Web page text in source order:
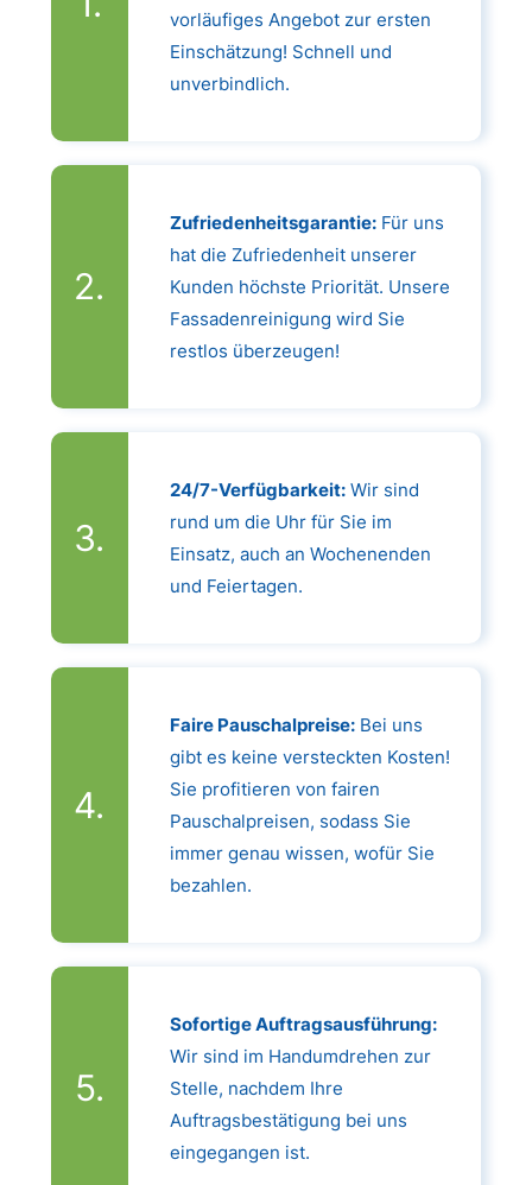
vorläufiges Angebot zur ersten
Einschätzung! Schnell und
unverbindlich.
Zufriedenheitsgarantie:Für uns
hat die Zufriedenheit unserer
Kunden höchste Priorität. Unsere
Fassadenreinigung wird Sie
restlos überzeugen!
24/7-Verfügbarkeit:Wir sind
rund um die Uhr für Sie im
Einsatz, auch an Wochenenden
und Feiertagen.
Faire Pauschalpreise:Bei uns
gibt es keine versteckten Kosten!
Sie profitieren von fairen
Pauschalpreisen, sodass Sie
immer genau wissen, wofür Sie
bezahlen.
Sofortige Auftragsausführung:
Wir sind im Handumdrehen zur
Stelle, nachdem Ihre
Auftragsbestätigung bei uns
eingegangen ist.